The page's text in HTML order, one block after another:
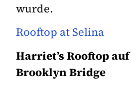
wurde.
Rooftop at Selina
Harriet’s Rooftop
Brooklyn Bridge